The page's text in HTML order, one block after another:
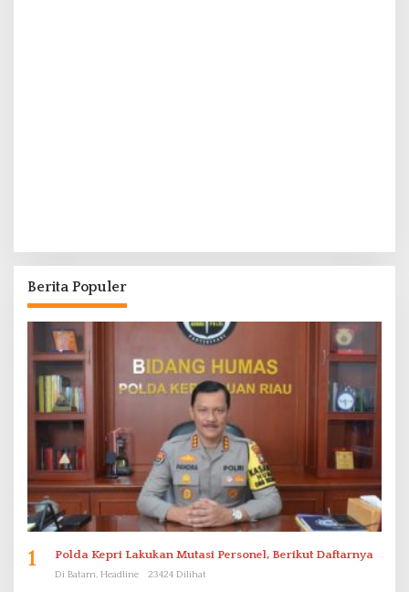
Berita Populer
1 Polda Kepri Lakukan Mutasi Personel, Berikut Daftarnya
Di Batam, Headline 23424 Dilihat